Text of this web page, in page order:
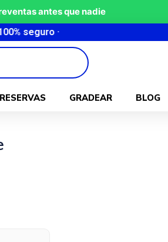
antes que nadie
·
RESERVAS GRADEAR BLOG